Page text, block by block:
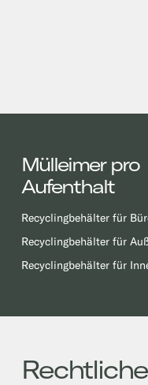
Mülleimer pro
Aufenthalt
Recyclingbehälter für
Recyclingbehälter für
Recyclingbehälter für